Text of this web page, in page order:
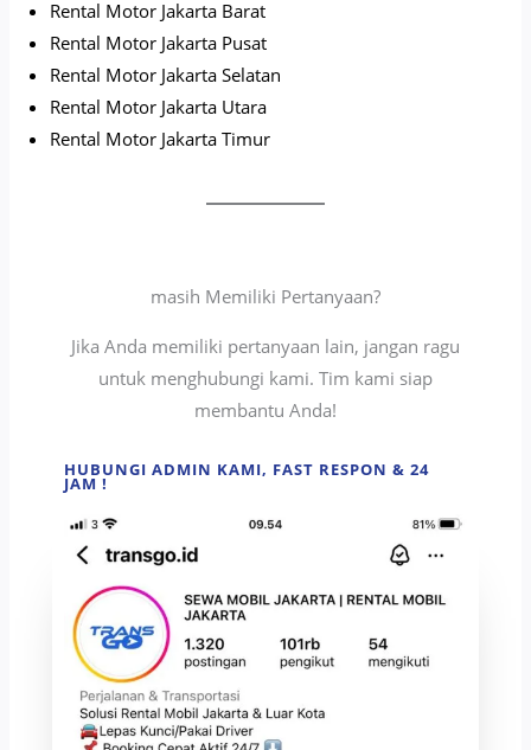
Rental Motor Jakarta Barat
Rental Motor Jakarta Pusat
Rental Motor Jakarta Selatan
Rental Motor Jakarta Utara
Rental Motor Jakarta Timur
masih Memiliki Pertanyaan?
Jika Anda memiliki pertanyaan lain, jangan ragu
untuk menghubungi kami. Tim kami siap
membantu Anda!
HUBUNGI ADMIN KAMI, FAST RESPON & 24
JAM !